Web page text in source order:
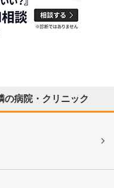
の病院・クリニック